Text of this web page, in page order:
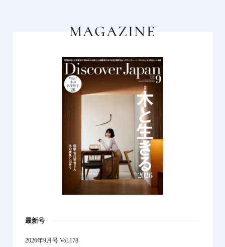
MAGAZINE
最新号
2026年9月号 Vol.178